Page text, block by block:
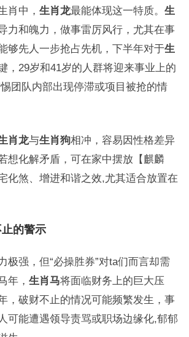
肖中， 生肖龙最能体现这一特质。 生
力和魄力，做事雷厉风行，尤其在事
够先人一步抢占先机，下半年对于生
，29岁和41岁的人群将迎来事业上的
团队内部出现停滞或项目被抢的情
肖龙与生肖狗相冲，容易因性格差异
想化解矛盾，可在家中摆放【麒麟
化煞、增进和谐之效,尤其适合放置在
的警示
极强，但“必操胜券”对ta们而言却需
年， 生肖马将面临财务上的巨大压
，破财不止的情况可能频繁发生，事
可能遭遇领导责骂或职场边缘化,郁郁